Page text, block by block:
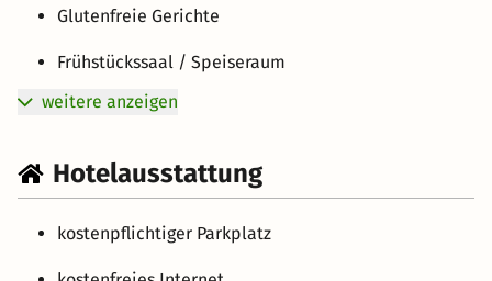
Glutenfreie Gerichte
Frühstückssaal / Speiseraum
weitere anzeigen
Hotelausstattung
kostenpflichtiger Parkplatz